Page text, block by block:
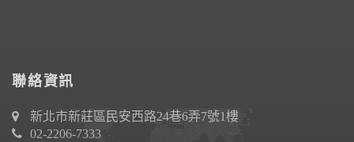
聯絡資訊
新北市新莊區民安西路24巷6弄7號1樓
02-2206-7333